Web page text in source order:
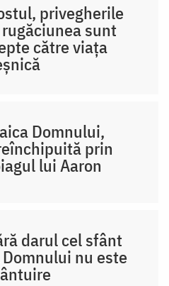
privegherile
sunt
către viața
Domnului,
prin
lui Aaron
darul cel sfânt
nu este